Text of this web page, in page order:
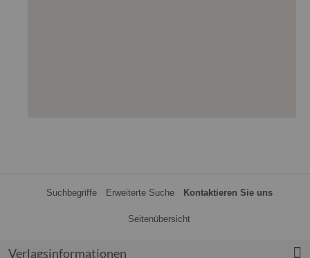
Suchbegriffe Erweiterte Suche Kontaktieren Sie uns
Seitenübersicht
Verlagsinformationen